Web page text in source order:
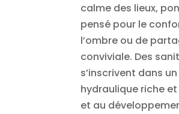
calme des lieux,
pensé pour le
l’ombre ou de
conviviale. Des
s’inscrivent dans
hydraulique riche
et au